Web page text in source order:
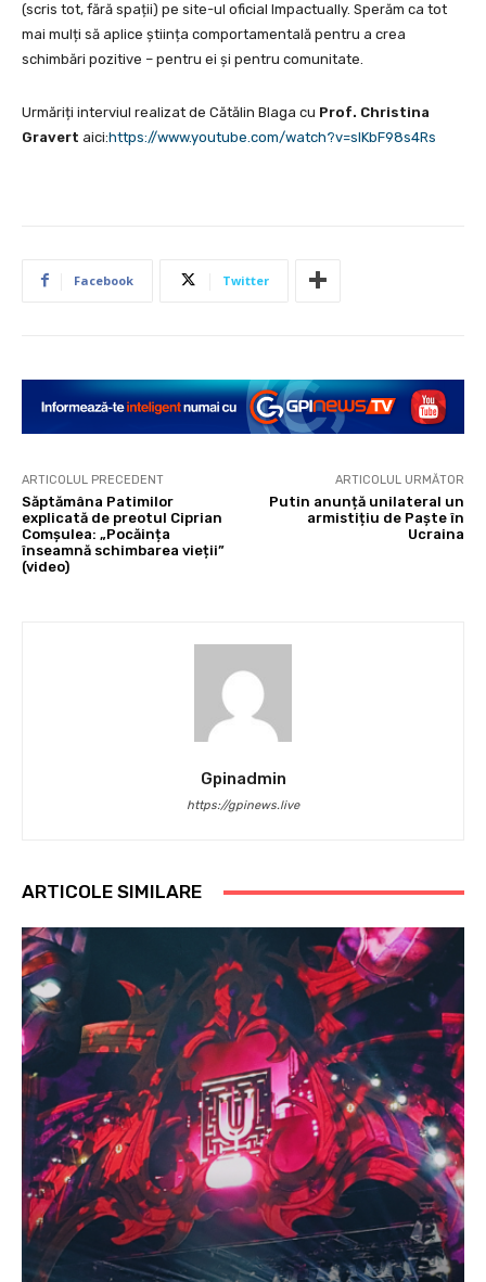
(scris tot, fără spații) pe site-ul oficial Impactually. Sperăm ca tot
mai mulți să aplice știința comportamentală pentru a crea
schimbări pozitive – pentru ei și pentru comunitate.
Urmăriți interviul realizat de Cătălin Blaga cu Prof. Christina
Gravert aici:https://www.youtube.com/watch?v=slKbF98s4Rs
Facebook Twitter
ARTICOLUL PRECEDENT
Săptămâna Patimilor
explicată de preotul Ciprian
Comșulea: „Pocăința
înseamnă schimbarea vieții”
(video)
ARTICOLUL URMĂTOR
Putin anunță unilateral un
armistițiu de Paște în
Ucraina
Gpinadmin
https://gpinews.live
ARTICOLE SIMILARE